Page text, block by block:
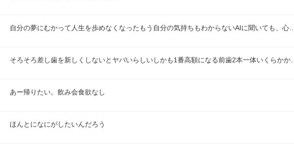
自分の夢にむかって人生を歩めなくなったもう自分の気持ちもわからないAIに聞いても、心…
そろそろ差し歯を新しくしないとヤバいらしいしかも1番高額になる前歯2本一体いくらかか…
あー帰りたい。飲み会食欲なし
ほんとになにがしたいんだろう